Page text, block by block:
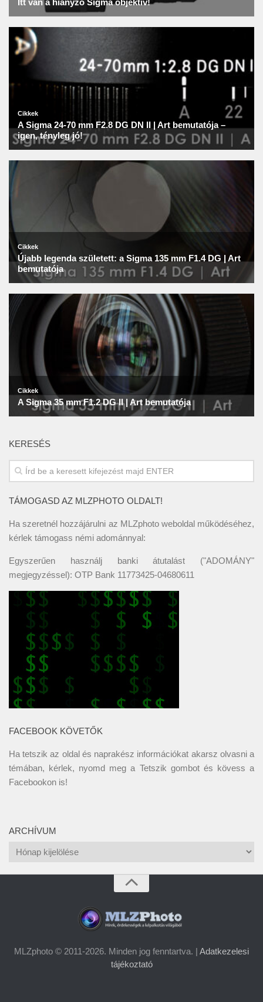
KERESÉS
TÁMOGASD AZ MLZPHOTO OLDALT!
Ha szeretnél hozzájárulni az MLZphoto weboldal működéséhez,
kérlek támogass némi adománnyal:
Egyszerűen használj banki átutalást ("ADOMÁNY"
megjegyzéssel): OTP Bank 11773425-04680611
FACEBOOK KÖVETŐK
Ha tetszik az oldal és naprakész információkat akarsz olvasni a
témában, kérlek, nyomd meg a Tetszik gombot és kövess a
Facebookon is!
ARCHÍVUM
Archívum
MLZphoto © 2011-2026. Minden jog fenntartva. | Adatkezelesi
tájékoztató